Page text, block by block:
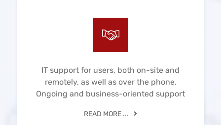
IT support for users, both on-site and
remotely, as well as over the phone.
Ongoing and business-oriented support
READ MORE ...